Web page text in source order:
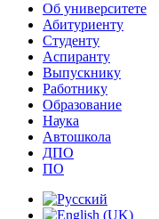
Об университете
Абитуриенту
Студенту
Аспиранту
Выпускнику
Работнику
Образование
Наука
Автошкола
ДПО
ПО